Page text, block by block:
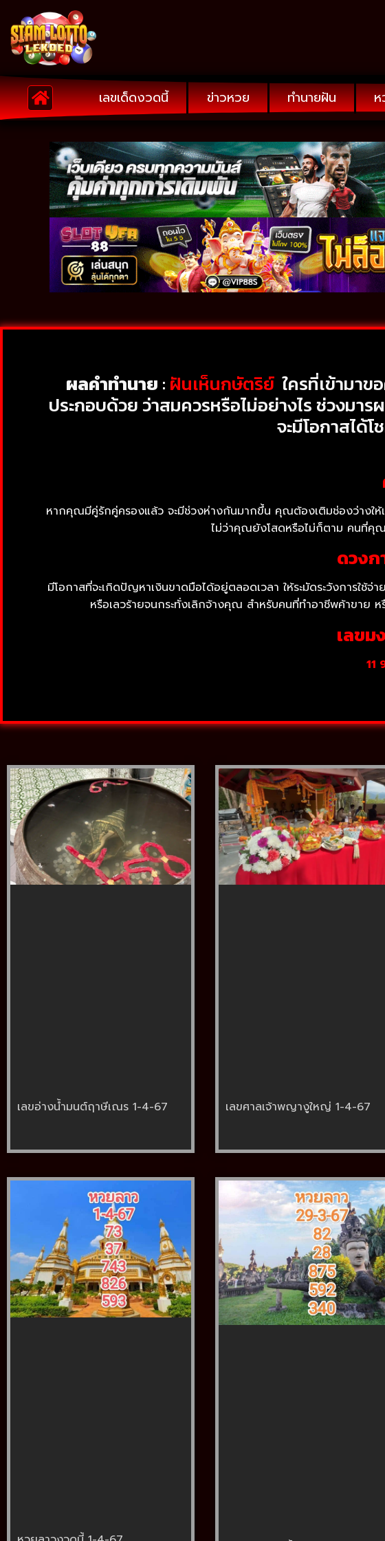
เลขเด็ดงวดนี้ ข่าวหวย ทำนายฝัน ห
ผลคำทำนาย : ฝันเห็นกษัตริย์ ใครที่เข้ามา
ประกอบด้วย ว่าสมควรหรือไม่อย่างไร ช่วงม
จะมีโอกาสได้
หากคุณมีคู่รักคู่ครองแล้ว จะมีช่วงห่างกันมากขึ้น คุณต้องเติมช่องว่างให้
ไม่ว่าคุณยังโสดหรือไม่ก็ตาม คนที่คุ
ดวงก
มีโอกาสที่จะเกิดปัญหาเงินขาดมือได้อยู่ตลอดเวลา ให้ระมัดระวังการใช้
หรือเลวร้ายจนกระทั่งเลิกจ้างคุณ สำหรับคนที่ทำอาชีพค้าขาย
เลขม
11
เลขอ่างน้ำมนต์ฤาษีเณร 1-4-67
เลขศาลเจ้าพญางูใหญ่ 1-4-67